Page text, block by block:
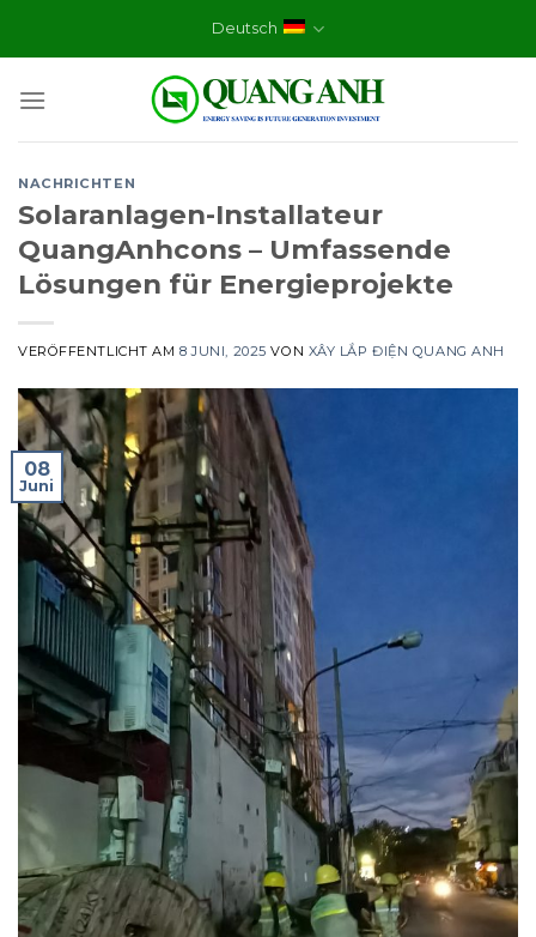
Deutsch
NACHRICHTEN
Solaranlagen-Installateur
QuangAnhcons – Umfassende
Lösungen für Energieprojekte
VERÖFFENTLICHT AM8 JUNI, 2025 VON XÂY LẮP ĐIỆN QUANG ANH
08
Juni